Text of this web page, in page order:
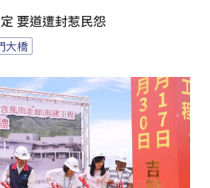
要道遭封惹民怨
大橋